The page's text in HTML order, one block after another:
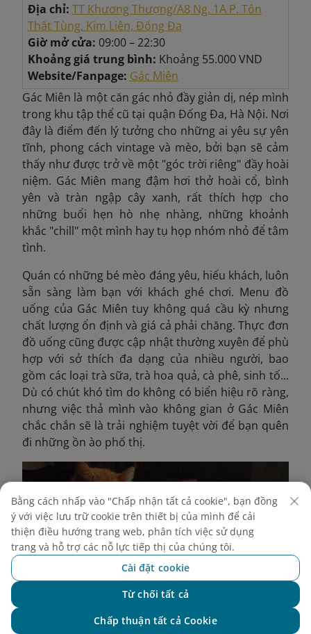
Địa chỉ: TT Khương Thượng/A8 Ng. 1A P. Tôn
Thất Tùng, Kim Liên, Đống Đa
Giờ mở cửa: 09:00 – 22:30
Khoảng giá trung bình: Khoảng 55.000 VND
Website/Fanpage: Gác Miên
Gác Miên là một căn gác nhỏ đầy giản dị, nép mình
trong khu tập thể cũ tại quận Đống Đa, Hà Nội. Nơi
đây là điểm đến lý tưởng cho những ai yêu sự yên
tĩnh, phong cách vintage và mèo, bởi bạn sẽ cảm
thấy như được trở về một "góc trời riêng" đầy hoài
niệm. Gác Miên mang đậm hơi thở hoài cổ, bình
yên và tràn ngập cây xanh, rất thích hợp cho
những buổi hẹn hò nhẹ nhàng, những khoảnh
khắc "chill" một mình hay tụ họp nhóm nhỏ để tâm
tình.
Quán có những bé mèo đáng yêu, hiếu khách, luôn
sẵn sàng làm bạn với khách ghé chơi. Menu đồ
uống của Gác Miên tuy không quá cầu kỳ nhưng
chất lượng ổn định và giá cả phải chăng. Thực đơn
đồ uống cũng được cập nhật thường xuyên để phù
hợp với sở thích đa dạng của nhiều người, bao
gồm các loại trà sữa, trà hoa quả, cà phê, sinh tố...
Dù có chút khó tìm do không có biển hiệu rõ ràng,
nhưng việc thả mình vào không gian ở Gác Miên
chắc chắn sẽ là trải nghiệm tuyệt vời để bạn quên
đi những ồn ào phố thị.
Bằng cách nhấp vào "Chấp nhận tất cả cookie", bạn đồng
ý với việc lưu trữ cookie trên thiết bị của mình để cải
thiện điều hướng trang web, phân tích việc sử dụng
trang và hỗ trợ các nỗ lực tiếp thị của chúng tôi.
Cài đặt cookie
Từ chối tất cả
Chấp thuận tất cả Cookie